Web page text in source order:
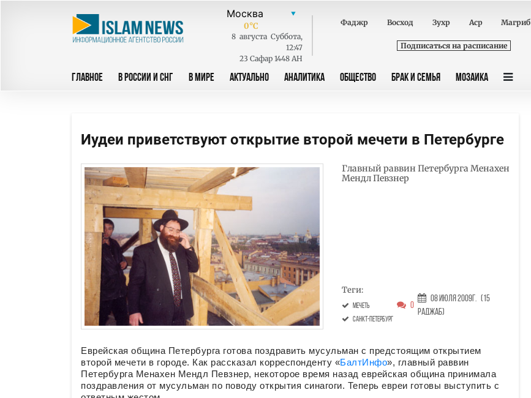
0°C
8 августа Суббота,
12:47
23 Сафар 1448 AH
Фаджр Восход Зухр Аср Магриб
Подписаться на расписание
ГЛАВНОЕ В РОССИИ И СНГ В МИРЕ АКТУАЛЬНО АНАЛИТИКА ОБЩЕСТВО БРАК И СЕМЬЯ МОЗАИКА
Иудеи приветствуют открытие второй мечети в Петербурге
Главный раввин Петербурга Менахен
Мендл Певзнер
Теги:
мечеть
Санкт-Петербург
0
08 Июля 2009г. (15
Раджаб)
Еврейская община Петербурга готова поздравить мусульман с предстоящим открытием
второй мечети в городе. Как рассказал корреспонденту «БалтИнфо», главный раввин
Петербурга Менахен Мендл Певзнер, некоторое время назад еврейская община принимала
поздравления от мусульман по поводу открытия синагоги. Теперь евреи готовы выступить с